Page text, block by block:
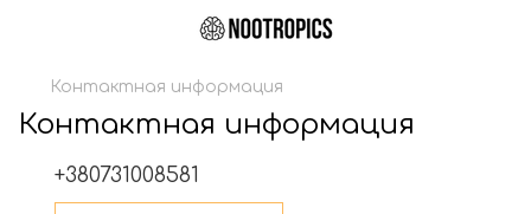
Контактная информация
Контактная информация
+380731008581